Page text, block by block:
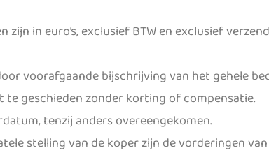
in euro’s, exclusief BTW en exclusief
voorafgaande bijschrijving van het gehele
geschieden zonder korting of compensatie.
tenzij anders overeengekomen.
stelling van de koper zijn de vorderingen